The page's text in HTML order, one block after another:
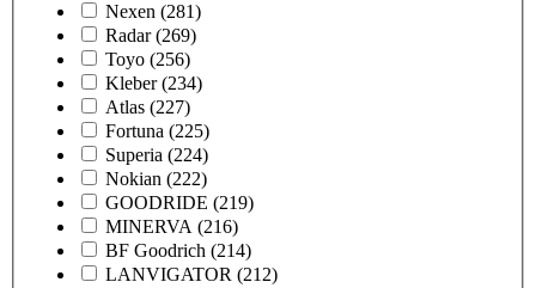
Nexen (281)
Radar (269)
Toyo (256)
Kleber (234)
Atlas (227)
Fortuna (225)
Superia (224)
Nokian (222)
GOODRIDE (219)
MINERVA (216)
BF Goodrich (214)
LANVIGATOR (212)